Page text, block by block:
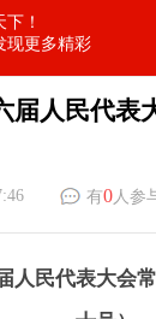
！
现更多精彩
届人民代表
有0人
人民代表大会